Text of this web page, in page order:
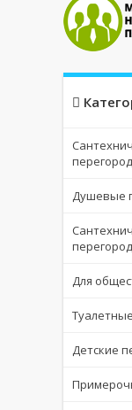
Душевые
Для
Детские